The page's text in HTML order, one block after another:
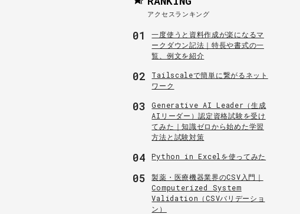
アクセスランキング
01
一度使うと資料作成が楽になるマ
ークダウン記法｜特長や書式の一
覧、例文を紹介
02
Tailscaleで簡単に繋がるネット
ワーク
03
Generative AI Leader（生成
AIリーダー）認定資格試験を受け
てみた｜知識ゼロから始めた学習
方法と試験対策
04 Python in Excelを使ってみた
05
製薬・医療機器業界のCSV入門｜
Computerized System
Validation（CSVバリデーショ
ン）